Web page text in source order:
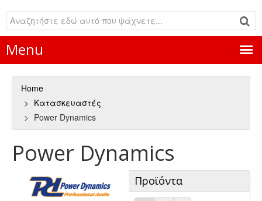
Menu
Home
Κατασκευαστές
Power Dynamics
Power Dynamics
Προϊόντα